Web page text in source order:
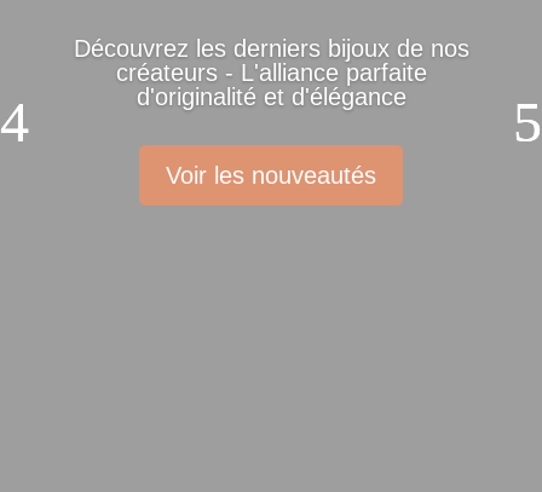
Découvrez les derniers bijoux de nos
créateurs - L'alliance parfaite
d'originalité et d'élégance
Voir les nouveautés